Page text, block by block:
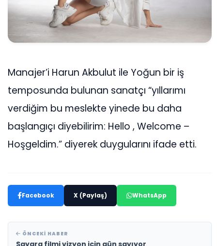
Manajer’i Harun Akbulut ile Yoğun bir iş
temposunda bulunan sanatçı “yıllarımı
verdiğim bu meslekte yinede bu daha
başlangıçı diyebilirim: Hello , Welcome –
Hoşgeldim.” diyerek duygularını ifade etti.
Facebook X (Paylaş) WhatsApp
ÖNCEKI HABER
Sayara filmi vizyon için gün sayıyor